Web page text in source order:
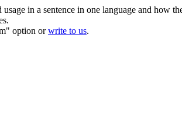
in a sentence in one language and how
option orwrite to us.